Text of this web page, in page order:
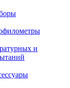
и